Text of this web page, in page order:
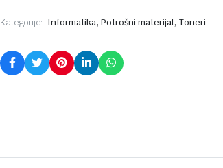
Kategorije: Informatika, Potrošni materijal, Toneri